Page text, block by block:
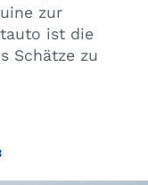
zur
ist die
Schätze zu